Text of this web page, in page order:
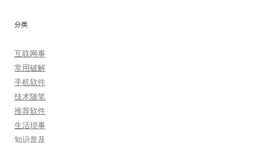
分类
互联网事
常用破解
手机软件
技术随笔
推荐软件
生活琐事
知识普及